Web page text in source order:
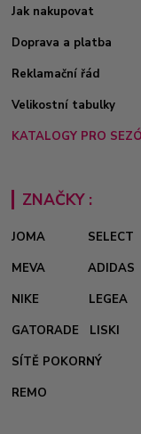
Jak nakupovat
Doprava a platba
Reklamační řád
Velikostní tabulky
KATALOGY PRO
ZNAČKY :
JOMA
SELECT
MEVA
ADIDAS
NIKE
LEGEA
GATORADE
LISKI
SÍTĚ POKORNÝ
REMO